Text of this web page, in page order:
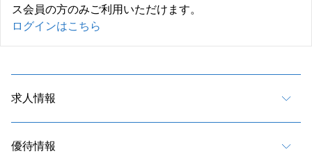
ス会員の方のみご利用いただけます。
ログインはこちら
求人情報
優待情報